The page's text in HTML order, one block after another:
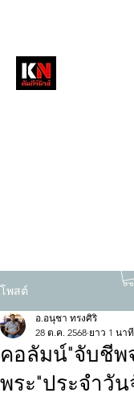
โพสต์
คอลัมน์"จับชีพ
พระ"ประจำวั
อ.อนุชา ทรงศิริ
28 ต.ค. 2568 ยาว 1 นาที